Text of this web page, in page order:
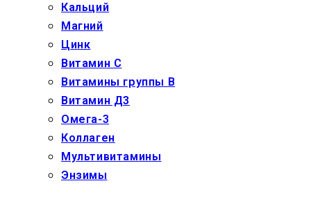
Кальций
Магний
Цинк
Витамин С
Витамины группы В
Витамин Д3
Омега-3
Коллаген
Мультивитамины
Энзимы